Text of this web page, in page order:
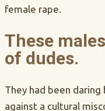
female rape.
These
of dudes.
They had been
against a cultural